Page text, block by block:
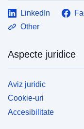
LinkedIn
Other
Aspecte juridice
Aviz juridic
Cookie-uri
Accesibilitate